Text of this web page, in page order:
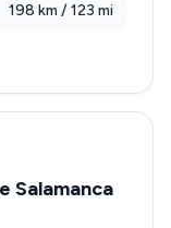
198 km / 123 mi
Salamanca